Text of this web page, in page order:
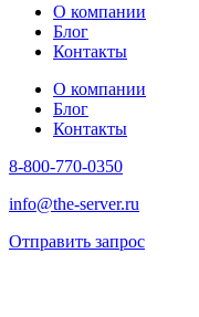
О компании
Блог
Контакты
О компании
Блог
Контакты
8-800-770-0350
info@the-server.ru
Отправить запрос